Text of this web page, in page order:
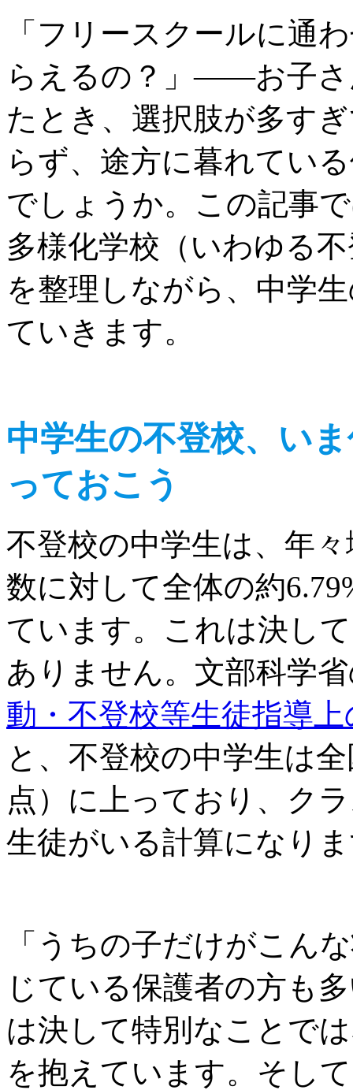
「フリースクールに通
らえるの？」——お子さ
たとき、選択肢が多す
らず、途方に暮れてい
でしょうか。この記事
多様化学校（いわゆる
を整理しながら、中学
ていきます。
中学生の不登校、い
っておこう
不登校の中学生は、年
数に対して全体の約
ています。これは決し
ありません。文部科学
動・不登校等生徒指導
と、不登校の中学生は
点）に上っており、ク
生徒がいる計算になり
「うちの子だけがこん
じている保護者の方も
は決して特別なことで
を抱えています。そし